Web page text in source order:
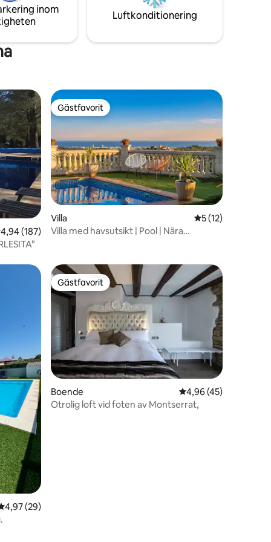
över klockstapeln för gäster.
inom
Luftkonditionering
av 5 i genomsnittligt betyg, 187 omdömen
4,94 (187)
Gästfavorit
Gästfavorit
Villa 5 av 5 i
5 (12)
Villa med havsutsikt | Pool | Nära
av 5 i genomsnittligt betyg, 29 omdömen
4,97 (29)
Gästfavorit
Gästfavorit
Boende 4,96 av 5 i
4,96 (45)
Otrolig loft vid foten av Montserrat,